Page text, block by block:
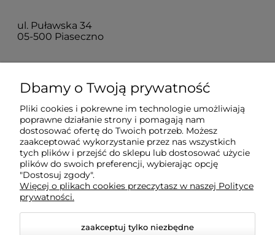
ul. Puławska 34
05-500 Piaseczno
Dla klientów
Informacje
O firmie
Dbamy o Twoją prywatność
Pliki cookies i pokrewne im technologie umożliwiają
poprawne działanie strony i pomagają nam
dostosować ofertę do Twoich potrzeb. Możesz
zaakceptować wykorzystanie przez nas wszystkich
tych plików i przejść do sklepu lub dostosować użycie
plików do swoich preferencji, wybierając opcję
"Dostosuj zgody".
Więcej o plikach cookies przeczytasz w naszej Polityce
prywatności.
zaakceptuj tylko niezbędne